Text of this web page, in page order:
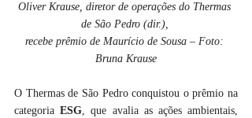
Oliver Krause, diretor de operações do Thermas
de São Pedro (dir.),
recebe prêmio de Maurício de Sousa – Foto:
Bruna Krause
O Thermas de São Pedro conquistou o prêmio na
categoria ESG, que avalia as ações ambientais,